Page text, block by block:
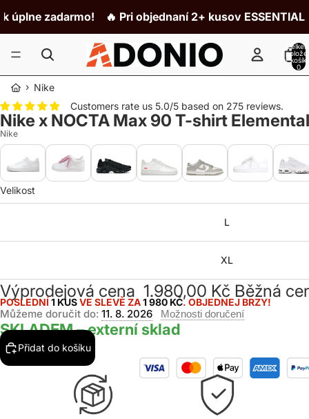
zadarmo! 🔥 Pri objednaní 2+ kusov ESSENTIALS
v
0
› Nike
Customers rate us 5.0/5 based on 275 reviews.
Nike x NOCTA Max 90 T-shirt
Nike
Velikost
L
XL
Výprodejová cena 1.980,00 Kč Běžná
POSLEDNÍ 1 KUSVE SLEVĚ ZA1 980 KČ. OBJEDNEJ BRZY!
Můžeme doručit do: 11. 8. 2026 Možnosti doručení
SKLADEM – externí sklad
Přidat do košíku